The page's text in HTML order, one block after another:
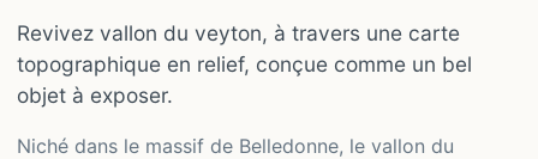
Revivez vallon du veyton, à travers une carte
topographique en relief, conçue comme un bel
objet à exposer.
Niché dans le massif de Belledonne, le vallon du